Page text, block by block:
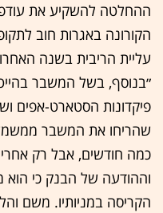
ההחלטה להשקיע את
הקורונה באגרות חוב
עליית הריבית בשנה
״בנוסף, בשל המשבר
פיקדונות הסטארט-אפים
שהריחו את המשבר
כמה חודשים, אבל רק
וההודעה של הבנק כי הוא
הקריסה במניותיו. משם